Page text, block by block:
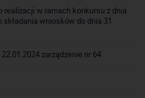
w ramach konkursu z dnia
składania wniosków do dnia 31
zarządzenie nr 64